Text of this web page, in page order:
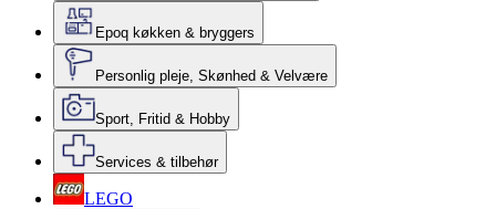
Epoq køkken & bryggers
Personlig pleje, Skønhed & Velvære
Sport, Fritid & Hobby
Services & tilbehør
LEGO